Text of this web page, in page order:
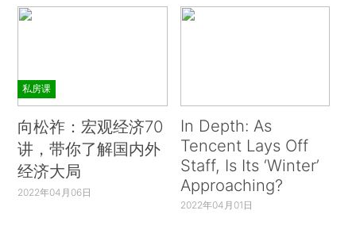
私房课
向松祚：宏观经济70
讲，带你了解国内外
经济大局
2022年04月06日
In Depth: As
Tencent Lays Off
Staff, Is Its ‘Winter’
Approaching?
2022年04月01日